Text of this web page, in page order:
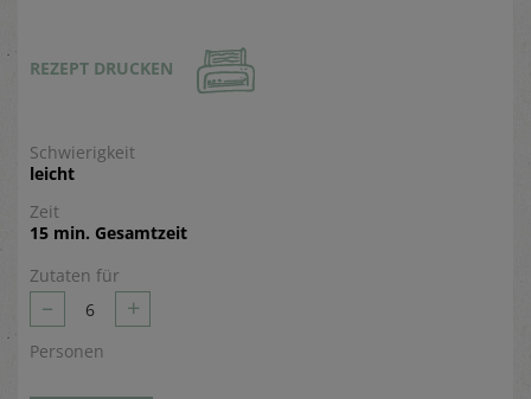
REZEPT DRUCKEN
Schwierigkeit
leicht
Zeit
15 min. Gesamtzeit
Zutaten für
– 6 +
Personen